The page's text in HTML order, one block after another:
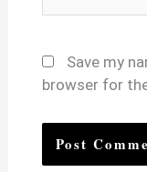
Save my
browser for